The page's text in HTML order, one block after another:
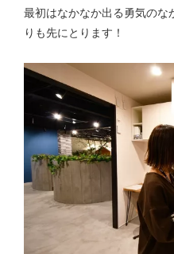
最初はなかなか出る勇気のな
りも先にとります！